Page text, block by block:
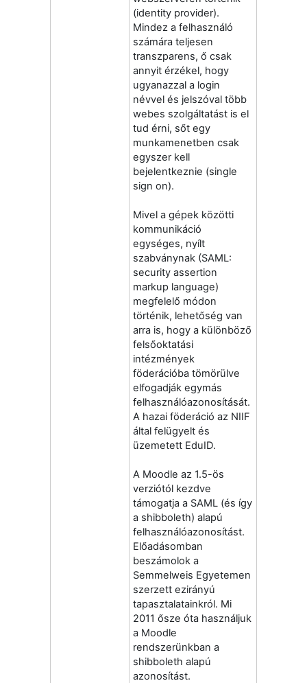
(identity provider).
Mindez a felhasználó
számára teljesen
transzparens, ő csak
annyit érzékel, hogy
ugyanazzal a login
névvel és jelszóval több
webes szolgáltatást is el
tud érni, sőt egy
munkamenetben csak
egyszer kell
bejelentkeznie (single
sign on).
Mivel a gépek közötti
kommunikáció
egységes, nyílt
szabványnak (SAML:
security assertion
markup language)
megfelelő módon
történik, lehetőség van
arra is, hogy a különböző
felsőoktatási
intézmények
föderációba tömörülve
elfogadják egymás
felhasználóazonosítását.
A hazai föderáció az NIIF
által felügyelt és
üzemetett EduID.
A Moodle az 1.5-ös
verziótól kezdve
támogatja a SAML (és így
a shibboleth) alapú
felhasználóazonosítást.
Előadásomban
beszámolok a
Semmelweis Egyetemen
szerzett ezirányú
tapasztalatainkról. Mi
2011 ősze óta használjuk
a Moodle
rendszerünkban a
shibboleth alapú
azonosítást.